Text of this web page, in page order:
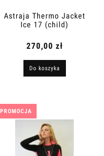
Astraja Thermo Jacket
Ice 17 (child)
270,00 zł
Do koszyka
PROMOCJA